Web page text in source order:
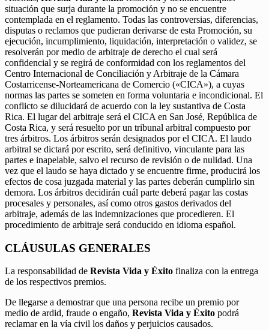
situación que surja durante la promoción y no se encuentre
contemplada en el reglamento. Todas las controversias, diferencias,
disputas o reclamos que pudieran derivarse de esta Promoción, su
ejecución, incumplimiento, liquidación, interpretación o validez, se
resolverán por medio de arbitraje de derecho el cual será
confidencial y se regirá de conformidad con los reglamentos del
Centro Internacional de Conciliación y Arbitraje de la Cámara
Costarricense-Norteamericana de Comercio («CICA»), a cuyas
normas las partes se someten en forma voluntaria e incondicional. El
conflicto se dilucidará de acuerdo con la ley sustantiva de Costa
Rica. El lugar del arbitraje será el CICA en San José, República de
Costa Rica, y será resuelto por un tribunal arbitral compuesto por
tres árbitros. Los árbitros serán designados por el CICA. El laudo
arbitral se dictará por escrito, será definitivo, vinculante para las
partes e inapelable, salvo el recurso de revisión o de nulidad. Una
vez que el laudo se haya dictado y se encuentre firme, producirá los
efectos de cosa juzgada material y las partes deberán cumplirlo sin
demora. Los árbitros decidirán cuál parte deberá pagar las costas
procesales y personales, así como otros gastos derivados del
arbitraje, además de las indemnizaciones que procedieren. El
procedimiento de arbitraje será conducido en idioma español.
CLÁUSULAS GENERALES
La responsabilidad de Revista Vida y Éxito finaliza con la entrega
de los respectivos premios.
De llegarse a demostrar que una persona recibe un premio por
medio de ardid, fraude o engaño, Revista Vida y Éxito podrá
reclamar en la vía civil los daños y perjuicios causados.